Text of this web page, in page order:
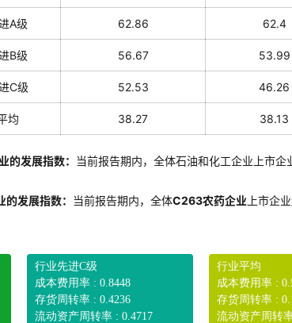
A级 62.86 62.4
B级 56.67 53.99
C级 52.53 46.26
均 38.27 38.13
的发展指数： 当前报告期内，全体石油和化工企业上市企
发展指数： 当前报告期内，全体C263农药企业 上市企
行业先进C级
成本费用率 : 0.8448
存货周转率 : 0.4236
流动资产周转率 : 0.4717
行业平均
成本费用率 :
存货周转率 :
流动资产周转